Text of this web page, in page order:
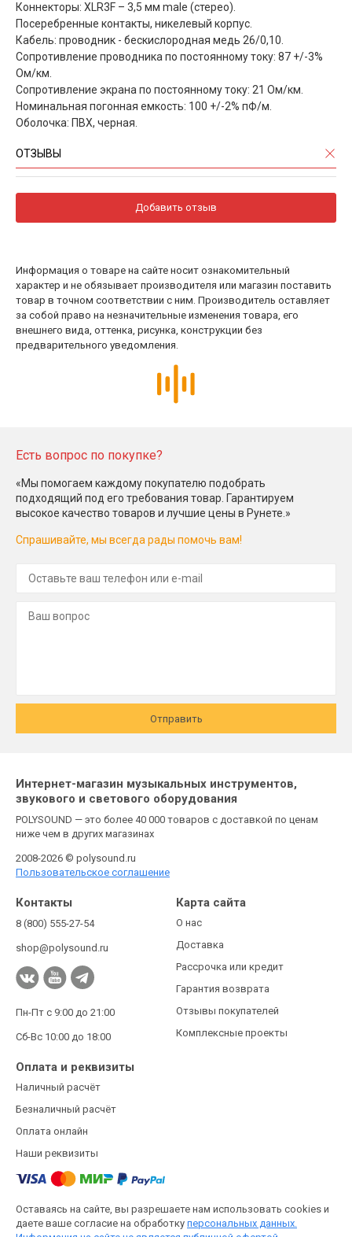
Коннекторы: XLR3F – 3,5 мм male (стерео).
Посеребренные контакты, никелевый корпус.
Кабель: проводник - бескислородная медь 26/0,10.
Сопротивление проводника по постоянному току: 87 +/-3%
Ом/км.
Сопротивление экрана по постоянному току: 21 Ом/км.
Номинальная погонная емкость: 100 +/-2% пФ/м.
Оболочка: ПВХ, черная.
ОТЗЫВЫ
Добавить отзыв
Информация о товаре на сайте носит ознакомительный
характер и не обязывает производителя или магазин поставить
товар в точном соответствии с ним. Производитель оставляет
за собой право на незначительные изменения товара, его
внешнего вида, оттенка, рисунка, конструкции без
предварительного уведомления.
Есть вопрос по покупке?
«Мы помогаем каждому покупателю подобрать
подходящий под его требования товар. Гарантируем
высокое качество товаров и лучшие цены в Рунете.»
Спрашивайте, мы всегда рады помочь вам!
Отправить
Интернет-магазин музыкальных инструментов,
звукового и светового оборудования
POLYSOUND — это более 40 000 товаров с доставкой по ценам
ниже чем в других магазинах
2008-2026 © polysound.ru
Пользовательское соглашение
Контакты
8 (800) 555-27-54
shop@polysound.ru
Пн-Пт с 9:00 до 21:00
Сб-Вс 10:00 до 18:00
Карта сайта
О нас
Доставка
Рассрочка или кредит
Гарантия возврата
Отзывы покупателей
Комплексные проекты
Оплата и реквизиты
Наличный расчёт
Безналичный расчёт
Оплата онлайн
Наши реквизиты
Оставаясь на сайте, вы разрешаете нам использовать cookies и
даете ваше согласие на обработку персональных данных.